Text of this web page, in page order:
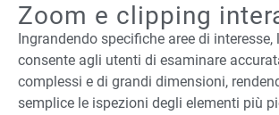
Zoom e clipping
Ingrandendo specifiche aree di
consente agli utenti di esaminare
complessi e di grandi dimensioni,
semplice le ispezioni degli elementi più